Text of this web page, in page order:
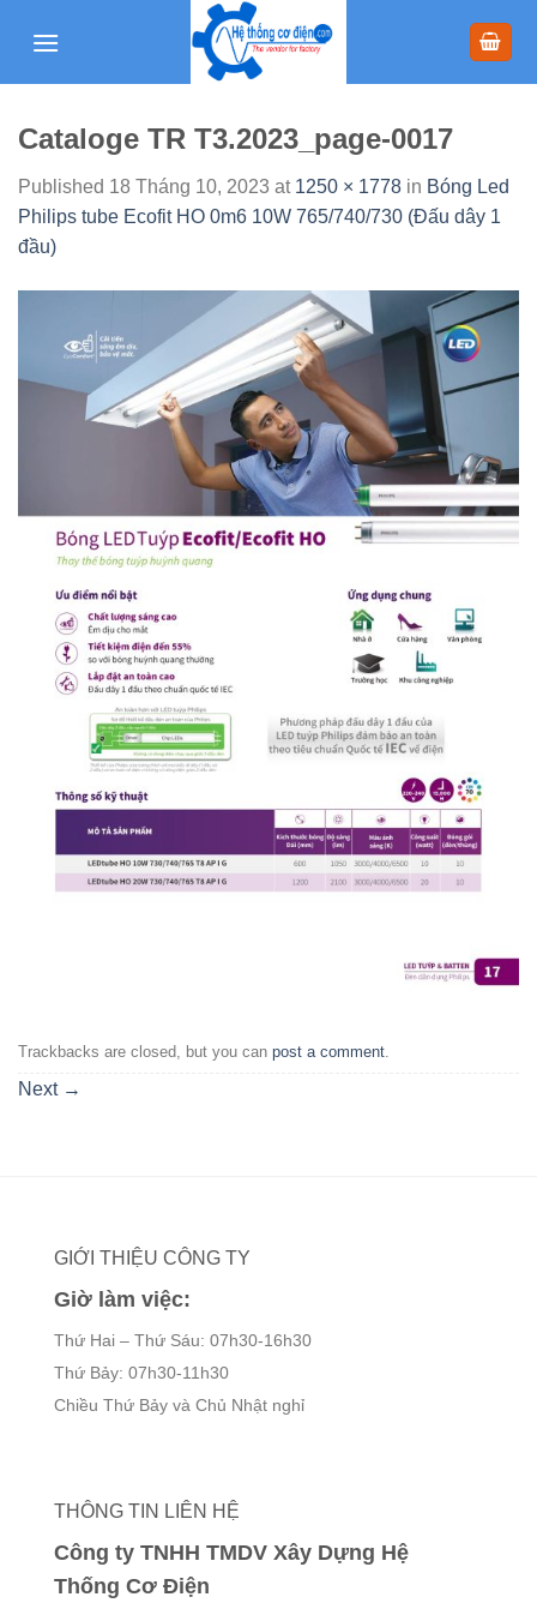
Cataloge TR T3.2023_page-0017
Published 18 Tháng 10, 2023 at 1250 × 1778 in Bóng Led
Philips tube Ecofit HO 0m6 10W 765/740/730 (Đấu dây 1
đầu)
Trackbacks are closed, but you can post a comment
Next →
GIỚI THIỆU CÔNG TY
Giờ làm việc:
Thứ Hai – Thứ Sáu: 07h30-16h30
Thứ Bảy: 07h30-11h30
Chiều Thứ Bảy và Chủ Nhật nghỉ
THÔNG TIN LIÊN HỆ
Công ty TNHH TMDV Xây Dựng Hệ
Thống Cơ Điện